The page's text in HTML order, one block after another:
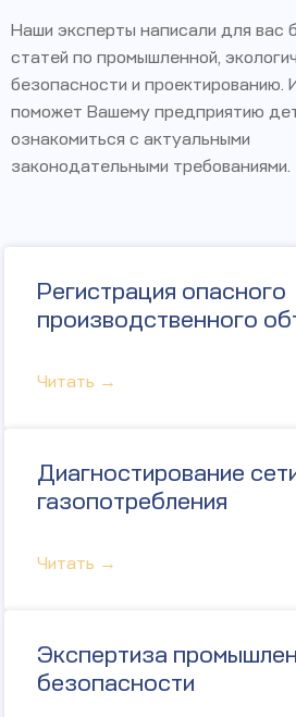
Наши эксперты написали для вас
статей по промышленной,
безопасности и проектированию.
поможет Вашему предприятию
ознакомиться с актуальными
законодательными требованиями.
Регистрация опасного
производственного
Читать →
Диагностирование
газопотребления
Читать →
Экспертиза
безопасности